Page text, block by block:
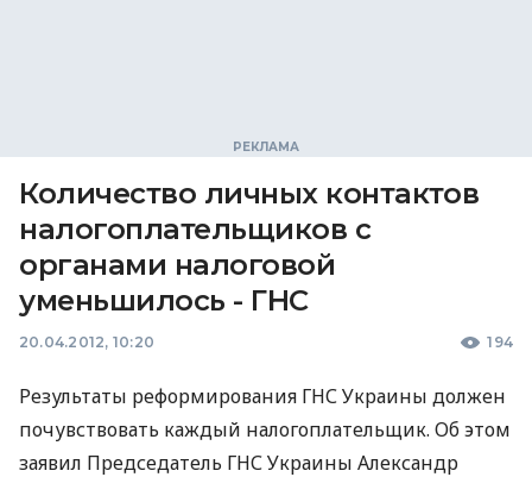
Количество личных контактов
налогоплательщиков с
органами налоговой
уменьшилось - ГНС
20.04.2012, 10:20 194
Результаты реформирования ГНС Украины должен
почувствовать каждый налогоплательщик. Об этом
заявил Председатель ГНС Украины Александр